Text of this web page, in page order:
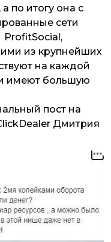
по итогу она с
сети
ProfitSocial,
из крупнейших
на каждой
имеют большую
пост на
Дмитрия